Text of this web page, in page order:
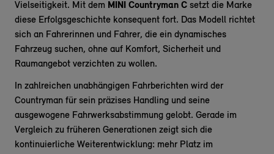
Vielseitigkeit. Mit dem MINI Countryman C setzt die Marke
diese Erfolgsgeschichte konsequent fort. Das Modell richtet
sich an Fahrerinnen und Fahrer, die ein dynamisches
Fahrzeug suchen, ohne auf Komfort, Sicherheit und
Raumangebot verzichten zu wollen.
In zahlreichen unabhängigen Fahrberichten wird der
Countryman für sein präzises Handling und seine
ausgewogene Fahrwerksabstimmung gelobt. Gerade im
Vergleich zu früheren Generationen zeigt sich die
kontinuierliche Weiterentwicklung: mehr Platz im